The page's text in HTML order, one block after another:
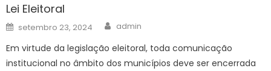
Lei Eleitoral
Posted
on
setembro 23, 2024 Author
admin
Em virtude da legislação eleitoral, toda comunicação
institucional no âmbito dos municípios deve ser encerrada